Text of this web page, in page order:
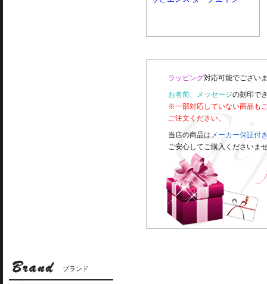
ラッピング対応可能でござい
お名前、メッセージの刻印で
※一部対応していない商品も
ご注文ください。
当店の商品は メーカー保証付
ご安心してご購入くださいま
ブランド